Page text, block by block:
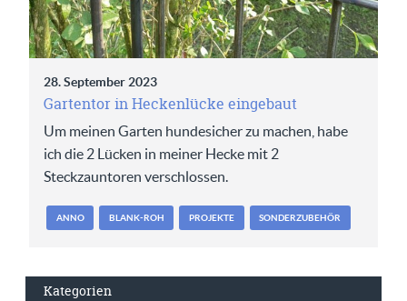
28. September 2023
Gartentor in Heckenlücke eingebaut
Um meinen Garten hundesicher zu machen, habe
ich die 2 Lücken in meiner Hecke mit 2
Steckzauntoren verschlossen.
ANNO BLANK-ROH PROJEKTE SONDERZUBEHÖR
Kategorien